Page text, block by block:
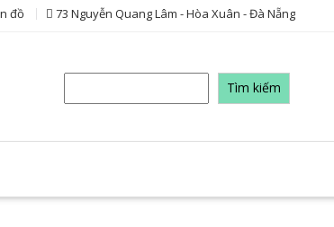
đồ 73 Nguyễn Quang Lâm - Hòa Xuân - Đà Nẵng
kiếm
Tìm kiếm